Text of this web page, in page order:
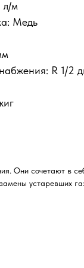
л/м
Медь
R 1/2
Они сочетают в
устаревших